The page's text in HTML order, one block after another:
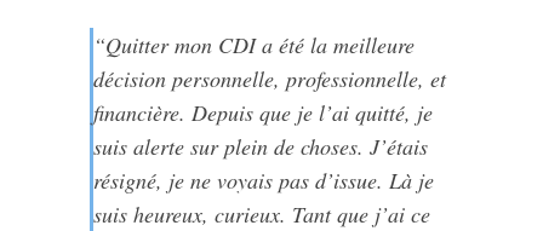
“Quitter mon CDI a été la meilleure
décision personnelle, professionnelle, et
financière. Depuis que je l’ai quitté, je
suis alerte sur plein de choses. J’étais
résigné, je ne voyais pas d’issue. Là je
suis heureux, curieux. Tant que j’ai ce